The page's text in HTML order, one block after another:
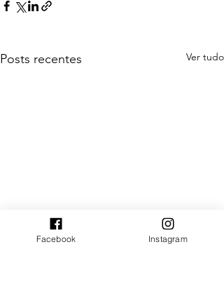
Posts recentes Ver tudo
Facebook Instagram